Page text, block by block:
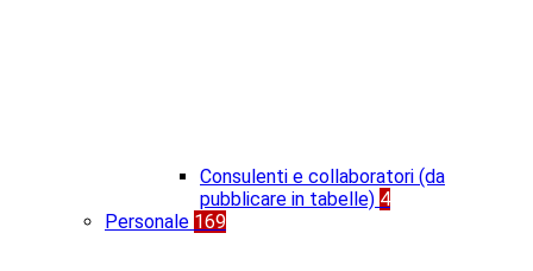
Consulenti e collaboratori (da
pubblicare in tabelle) 4
Personale 169